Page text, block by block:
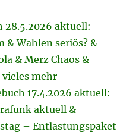
28.5.2026 aktuell:
& Wahlen seriös? &
& Merz Chaos &
vieles mehr
17.4.2026 aktuell:
aktuell &
– Entlastungspaket